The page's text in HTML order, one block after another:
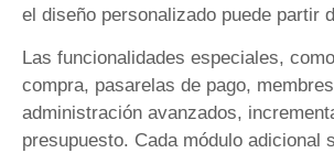
el diseño personalizado puede partir
Las funcionalidades especiales,
compra, pasarelas de pago,
administración avanzados,
presupuesto. Cada módulo adicional